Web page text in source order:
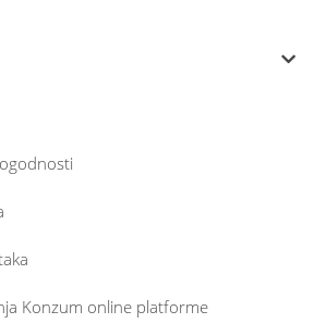
Konzum online platforme